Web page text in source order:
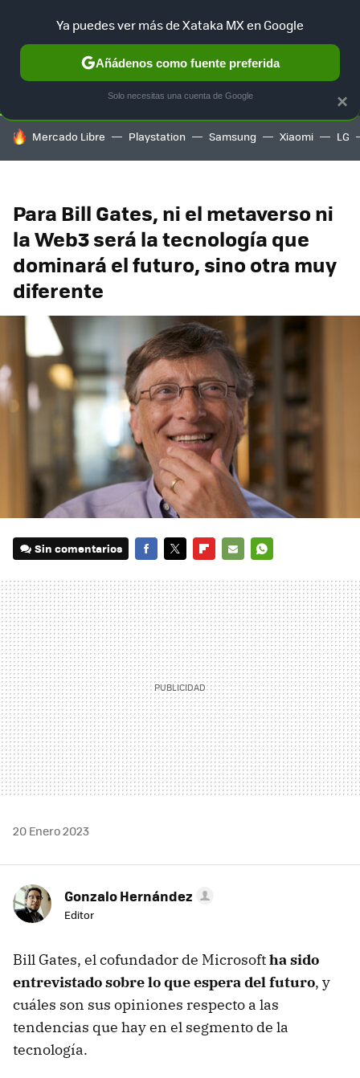
SELECCIÓN GAMING HOME AUTO TERRITORIO
HOY SE HABLA DE
Mercado Libre Playstation Samsung Xiaomi LG
Para Bill Gates, ni el metaverso ni
la Web3 será la tecnología que
dominará el futuro, sino otra muy
diferente
Sin comentarios
MAIL
20 Enero 2023
Gonzalo Hernández
Editor
Bill Gates, el cofundador de Microsoftha sido
entrevistado sobre lo que espera del futuro, y
cuáles son sus opiniones respecto a las
tendencias que hay en el segmento de la
tecnología.
×
Ya puedes ver más de Xataka MX en Google
Añádenos como fuente preferida
Solo necesitas una cuenta de Google